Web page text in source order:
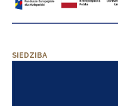
SIEDZIBA